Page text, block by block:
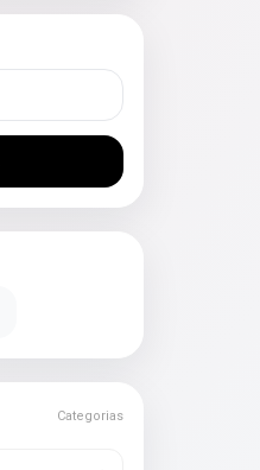
Categorias